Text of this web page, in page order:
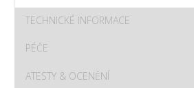
TECHNICKÉ INFORMACE
PÉČE
ATESTY & OCENĚNÍ